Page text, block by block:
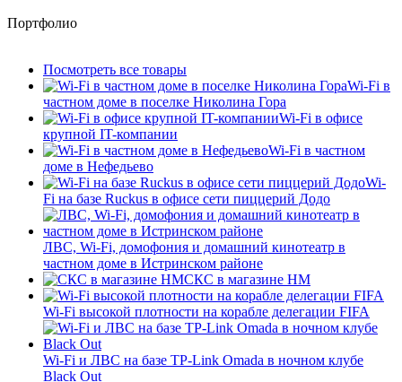
Портфолио
Посмотреть все товары
Wi-Fi в
частном доме в поселке Николина Гора
Wi-Fi в офисе
крупной IT-компании
Wi-Fi в частном
доме в Нефедьево
Wi-
Fi на базе Ruckus в офисе сети пиццерий Додо
ЛВС, Wi-Fi, домофония и домашний кинотеатр в
частном доме в Истринском районе
СКС в магазине HM
Wi-Fi высокой плотности на корабле делегации FIFA
Wi-Fi и ЛВС на базе TP-Link Omada в ночном клубе
Black Out